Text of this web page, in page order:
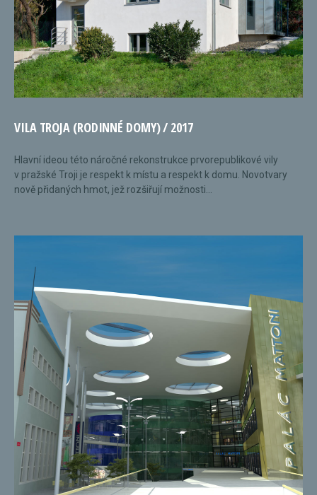
VILA TROJA (RODINNÉ DOMY) / 2017
Hlavní ideou této náročné rekonstrukce prvorepublikové vily
v pražské Troji je respekt k místu a respekt k domu. Novotvary
nově přidaných hmot, jež rozšiřují možnosti...